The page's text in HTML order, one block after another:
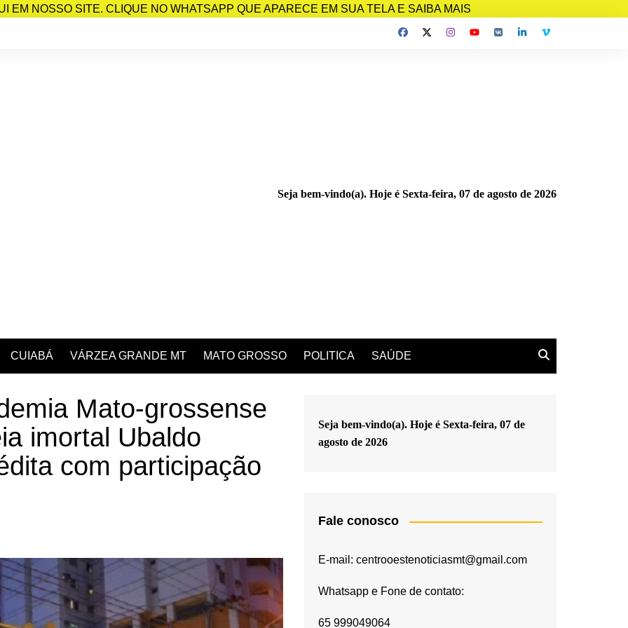
EM NOSSO SITE. CLIQUE NO WHATSAPP QUE APARECE EM SUA TELA E SAIBA MAIS
Seja bem-vindo(a). Hoje é Sexta-feira, 07 de agosto de 2026
CUIABÁ VÁRZEA GRANDE MT MATO GROSSO POLITICA SAÚDE
Mato-grossense
imortal Ubaldo
com participação
Seja bem-vindo(a). Hoje é Sexta-feira, 07 de
agosto de 2026
Fale conosco
E-mail: centrooestenoticiasmt@gmail.com
Whatsapp e Fone de contato:
65 999049064